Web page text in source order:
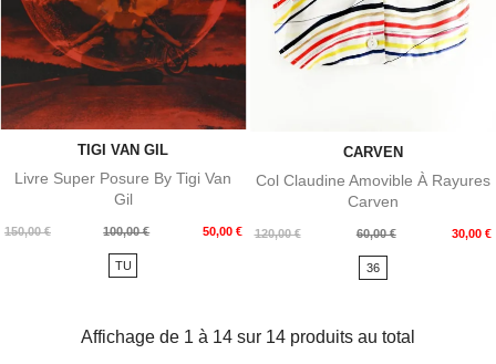
TIGI VAN GIL
Livre Super Posure By Tigi Van
Gil
150,00 €
Prix
100,00 € 50,00 €
Prix
TU
CARVEN
Col Claudine Amovible À Rayures
Carven
120,00 €
Prix
60,00 € 30,00 €
Prix
36
Affichage de 1 à 14 sur 14 produits au total